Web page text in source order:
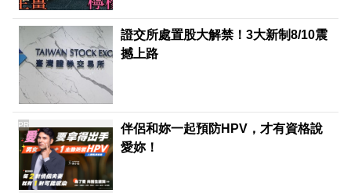
證交所處置股大解禁！3大新制8/10震
撼上路
伴侶和妳一起預防HPV，才有資格說
愛妳！
PR